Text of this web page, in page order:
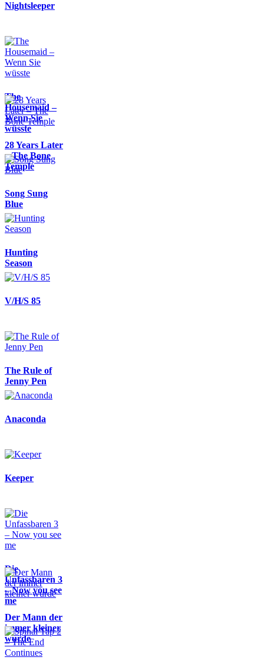
Nightsleeper
The
Housemaid –
Wenn Sie
wüsste
28 Years Later
– The Bone
Temple
Song Sung
Blue
Hunting
Season
V/H/S 85
The Rule of
Jenny Pen
Anaconda
Keeper
Die
Unfassbaren 3
– Now you see
me
Der Mann der
immer kleiner
wurde